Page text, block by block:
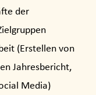
der
(Erstellen von
Jahresbericht,
Media)